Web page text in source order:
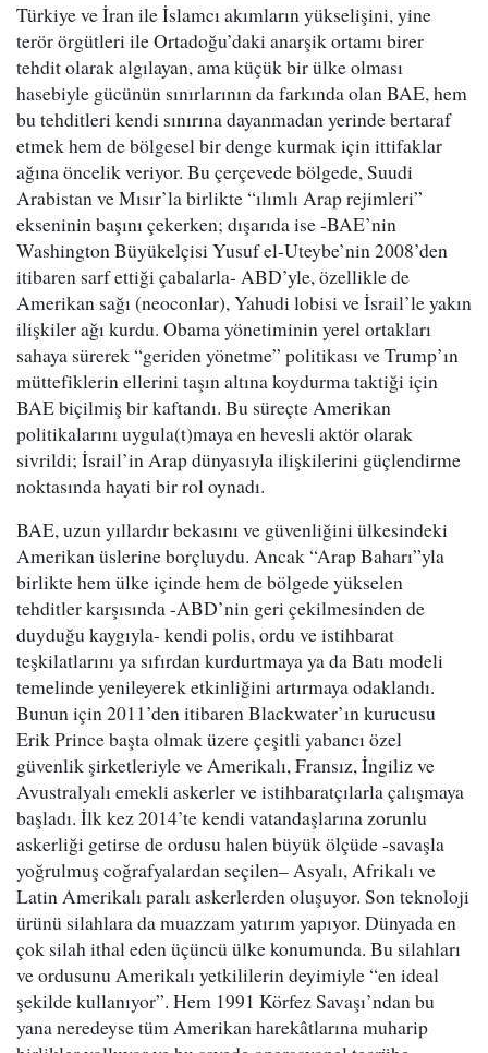
Türkiye ve İran ile İslamcı akımların yükselişini, yine
terör örgütleri ile Ortadoğu’daki anarşik ortamı birer
tehdit olarak algılayan, ama küçük bir ülke olması
hasebiyle gücünün sınırlarının da farkında olan BAE, hem
bu tehditleri kendi sınırına dayanmadan yerinde bertaraf
etmek hem de bölgesel bir denge kurmak için ittifaklar
ağına öncelik veriyor. Bu çerçevede bölgede, Suudi
Arabistan ve Mısır’la birlikte “ılımlı Arap rejimleri”
ekseninin başını çekerken; dışarıda ise -BAE’nin
Washington Büyükelçisi Yusuf el-Uteybe’nin 2008’den
itibaren sarf ettiği çabalarla- ABD’yle, özellikle de
Amerikan sağı (neoconlar), Yahudi lobisi ve İsrail’le yakın
ilişkiler ağı kurdu. Obama yönetiminin yerel ortakları
sahaya sürerek “geriden yönetme” politikası ve Trump’ın
müttefiklerin ellerini taşın altına koydurma taktiği için
BAE biçilmiş bir kaftandı. Bu süreçte Amerikan
politikalarını uygula(t)maya en hevesli aktör olarak
sivrildi; İsrail’in Arap dünyasıyla ilişkilerini güçlendirme
noktasında hayati bir rol oynadı.
BAE, uzun yıllardır bekasını ve güvenliğini ülkesindeki
Amerikan üslerine borçluydu. Ancak “Arap Baharı”yla
birlikte hem ülke içinde hem de bölgede yükselen
tehditler karşısında -ABD’nin geri çekilmesinden de
duyduğu kaygıyla- kendi polis, ordu ve istihbarat
teşkilatlarını ya sıfırdan kurdurtmaya ya da Batı modeli
temelinde yenileyerek etkinliğini artırmaya odaklandı.
Bunun için 2011’den itibaren Blackwater’ın kurucusu
Erik Prince başta olmak üzere çeşitli yabancı özel
güvenlik şirketleriyle ve Amerikalı, Fransız, İngiliz ve
Avustralyalı emekli askerler ve istihbaratçılarla çalışmaya
başladı. İlk kez 2014’te kendi vatandaşlarına zorunlu
askerliği getirse de ordusu halen büyük ölçüde -savaşla
yoğrulmuş coğrafyalardan seçilen– Asyalı, Afrikalı ve
Latin Amerikalı paralı askerlerden oluşuyor. Son teknoloji
ürünü silahlara da muazzam yatırım yapıyor. Dünyada en
çok silah ithal eden üçüncü ülke konumunda. Bu silahları
ve ordusunu Amerikalı yetkililerin deyimiyle “en ideal
şekilde kullanıyor”. Hem 1991 Körfez Savaşı’ndan bu
yana neredeyse tüm Amerikan harekâtlarına muharip